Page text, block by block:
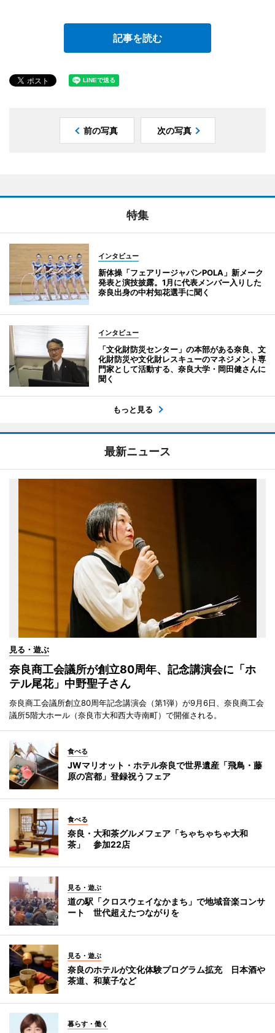
記事を読む
前の写真 次の写真
特集
インタビュー
新体操「フェアリージャパンPOLA」新メーク
発表と演技披露。1月に代表メンバー入りした
奈良出身の中村知花選手に聞く
インタビュー
「文化財防災センター」の本部がある奈良、文
化財防災や文化財レスキューのマネジメント専
門家として活動する、奈良大学・岡田健さんに
聞く
もっと見る
最新ニュース
見る・遊ぶ
奈良商工会議所が創立80周年、記念講演会に「ホ
テル尾花」中野聖子さん
奈良商工会議所創立80周年記念講演会（第1弾）が9月6日、奈良商工会
議所5階大ホール（奈良市大和西大寺南町）で開催される。
食べる
JWマリオット・ホテル奈良で世界遺産「飛鳥・藤
原の宮都」登録祝うフェア
食べる
奈良・大和茶グルメフェア「ちゃちゃちゃ大和
茶」 参加22店
見る・遊ぶ
道の駅「クロスウェイなかまち」で地域音楽コンサ
ート 世代超えたつながりを
見る・遊ぶ
奈良のホテルが文化体験プログラム拡充 日本酒や
茶道、和菓子など
暮らす・働く